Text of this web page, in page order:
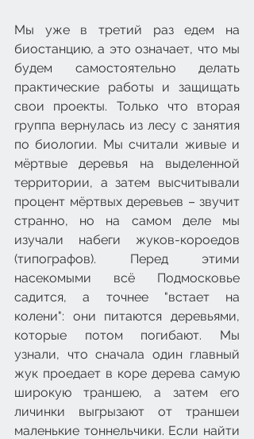
Мы уже в третий раз едем на
биостанцию, а это означает, что мы
будем самостоятельно делать
практические работы и защищать
свои проекты. Только что вторая
группа вернулась из лесу с занятия
по биологии. Мы считали живые и
мёртвые деревья на выделенной
территории, а затем высчитывали
процент мёртвых деревьев – звучит
странно, но на самом деле мы
изучали набеги жуков-короедов
(типографов). Перед этими
насекомыми всё Подмосковье
садится, а точнее "встает на
колени": они питаются деревьями,
которые потом погибают. Мы
узнали, что сначала один главный
жук проедает в коре дерева самую
широкую траншею, а затем его
личинки выгрызают от траншеи
маленькие тоннельчики. Если найти